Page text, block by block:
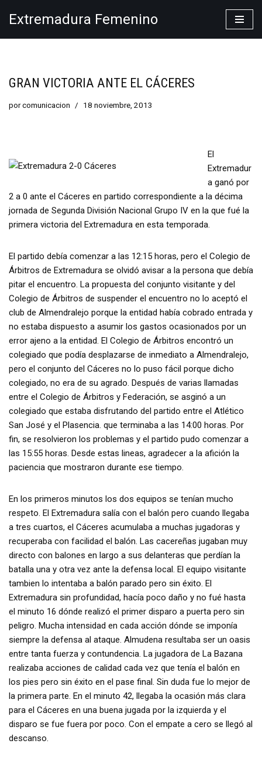
Extremadura Femenino
GRAN VICTORIA ANTE EL CÁCERES
porcomunicacion 18 noviembre, 2013
El
Extremadur
a ganó por
2 a 0 ante el Cáceres en partido correspondiente a la décima
jornada de Segunda División Nacional Grupo IV en la que fué la
primera victoria del Extremadura en esta temporada.
El partido debía comenzar a las 12:15 horas, pero el Colegio de
Árbitros de Extremadura se olvidó avisar a la persona que debía
pitar el encuentro. La propuesta del conjunto visitante y del
Colegio de Árbitros de suspender el encuentro no lo aceptó el
club de Almendralejo porque la entidad había cobrado entrada y
no estaba dispuesto a asumir los gastos ocasionados por un
error ajeno a la entidad. El Colegio de Árbitros encontró un
colegiado que podía desplazarse de inmediato a Almendralejo,
pero el conjunto del Cáceres no lo puso fácil porque dicho
colegiado, no era de su agrado. Después de varias llamadas
entre el Colegio de Árbitros y Federación, se asginó a un
colegiado que estaba disfrutando del partido entre el Atlético
San José y el Plasencia. que terminaba a las 14:00 horas. Por
fin, se resolvieron los problemas y el partido pudo comenzar a
las 15:55 horas. Desde estas lineas, agradecer a la afición la
paciencia que mostraron durante ese tiempo.
En los primeros minutos los dos equipos se tenían mucho
respeto. El Extremadura salía con el balón pero cuando llegaba
a tres cuartos, el Cáceres acumulaba a muchas jugadoras y
recuperaba con facilidad el balón. Las cacereñas jugaban muy
directo con balones en largo a sus delanteras que perdían la
batalla una y otra vez ante la defensa local. El equipo visitante
tambien lo intentaba a balón parado pero sin éxito. El
Extremadura sin profundidad, hacía poco daño y no fué hasta
el minuto 16 dónde realizó el primer disparo a puerta pero sin
peligro. Mucha intensidad en cada acción dónde se imponía
siempre la defensa al ataque. Almudena resultaba ser un oasis
entre tanta fuerza y contundencia. La jugadora de La Bazana
realizaba acciones de calidad cada vez que tenía el balón en
los pies pero sin éxito en el pase final. Sin duda fue lo mejor de
la primera parte. En el minuto 42, llegaba la ocasión más clara
para el Cáceres en una buena jugada por la izquierda y el
disparo se fue fuera por poco. Con el empate a cero se llegó al
descanso.